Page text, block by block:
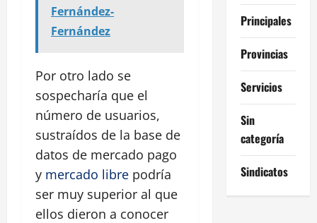
Fernández-
Fernández
Por otro lado se
sospecharía que el
número de usuarios,
sustraídos de la base de
datos de mercado pago
y mercado libre podría
ser muy superior al que
ellos dieron a conocer
Principales
Provincias
Servicios
Sin
categoría
Sindicatos